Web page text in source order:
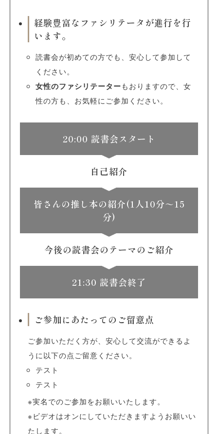
経験豊富なファシリテータが進行を行
います。
読書会が初めての方でも、安心して参加して
ください。
女性のファシリテーターもおりますので、女
性の方も、お気軽にご参加ください。
20:00 読書会スタート
自己紹介
皆さんの推し本の紹介(1人10分～15
分)
今後の読書会のテーマのご紹介
21:30 読書会終了
ご参加にあたってのご留意点
ご参加いただく方が、安心して交流ができるよ
うに以下の点ご留意ください。
テスト
テスト
※実名でのご参加をお願いいたします。
※ビデオはオンにしていただきますようお願いい
たします。